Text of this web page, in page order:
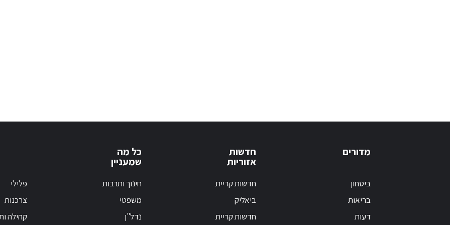
מדורים
ביטחון
בריאות
דעות
חדשות
אזוריות
חדשות קריית
ביאליק
חדשות קריית
כל מה
שמעניין
חינוך ותרבות
משפטי
נדל"ן
פלילי
צרכנות
קהילה